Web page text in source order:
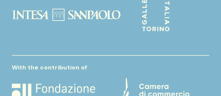
With the contribution of